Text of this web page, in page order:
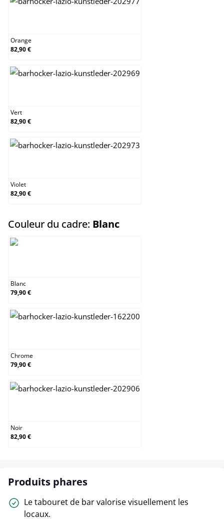
Orange
82,90 €
Vert
82,90 €
Violet
82,90 €
Couleur du cadre: Blancselect
Blanc
79,90 €
Chrome
79,90 €
Noir
82,90 €
Produits phares
Le tabouret de bar valorise visuellement les
locaux.